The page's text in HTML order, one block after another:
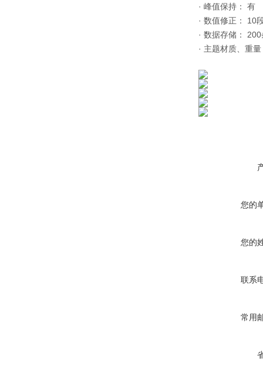
· 峰值保持： 有
· 数值修正： 10
· 数据存储： 200
· 主题材质、重
您的
您的
联系
常用